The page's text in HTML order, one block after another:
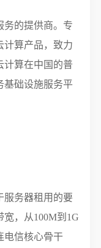
务的提供商。专
计算产品，致力
计算在中国的普
基础设施服务平
服务器租用的要
，从100M到1G
电信核心骨干